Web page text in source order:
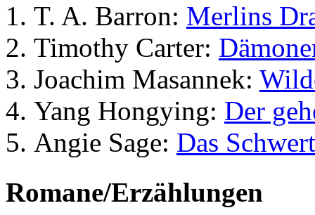
T. A. Barron: Merlins
Timothy Carter:
Joachim Masannek:
Yang Hongying: Der
Angie Sage: Das
Romane/Erzählungen